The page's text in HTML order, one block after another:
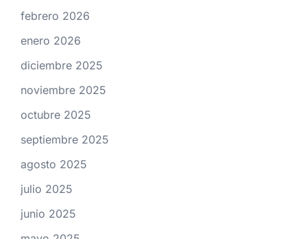
febrero 2026
enero 2026
diciembre 2025
noviembre 2025
octubre 2025
septiembre 2025
agosto 2025
julio 2025
junio 2025